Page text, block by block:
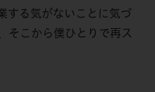
する気がないことに気づ
そこから僕ひとりで再ス